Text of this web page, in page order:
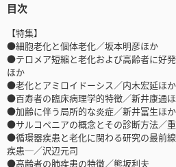
目次
【特集】
●細胞老化と個体老化／坂本明彦ほか
●テロメア短縮と老化および高齢者に好
ほか
●老化とアミロイドーシス／内木宏延ほか
●百寿者の臨床病理学的特徴／新井康通
●加齢に伴う局所的な炎症／新井冨生ほか
●サルコペニアの概念とその診断方法／
●循環器疾患と老化に関わる研究の最前
疾患─／沢辺元司
●高齢者の肺疾患の特徴／熊坂利夫